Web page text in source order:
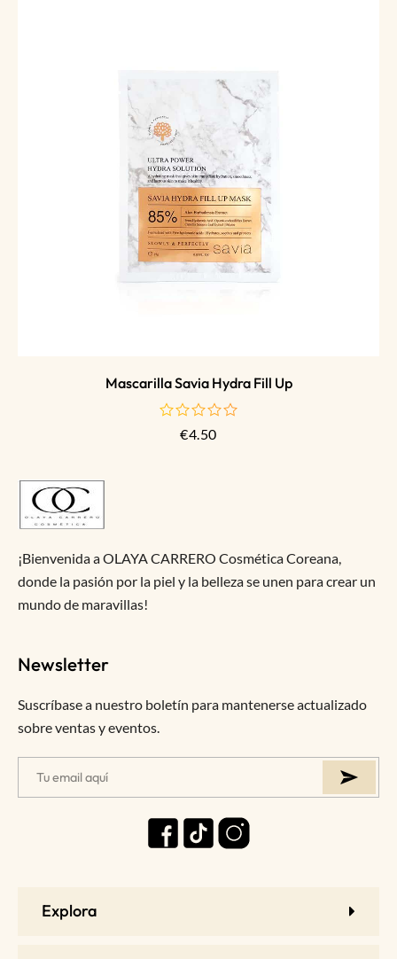
Mascarilla Savia Hydra Fill Up
€4.50
¡Bienvenida a OLAYA CARRERO Cosmética Coreana,
donde la pasión por la piel y la belleza se unen para crear un
mundo de maravillas!
Explora
Newsletter
Suscríbase a nuestro boletín para mantenerse actualizado
sobre ventas y eventos.